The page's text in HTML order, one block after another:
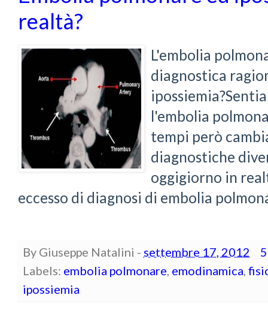
realtà?
L'embolia
diagnostica
l'embolia
tempi però
diagnostiche
oggigiorno in
eccesso di diagnosi di embolia
By Giuseppe Natalini - settembre 17, 2012
Labels: embolia polmonare, emodinamica,
ipossiemia